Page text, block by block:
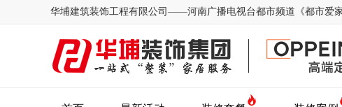
华埔建筑装饰工程有限公司——河南广播电视台都市频道《都市爱